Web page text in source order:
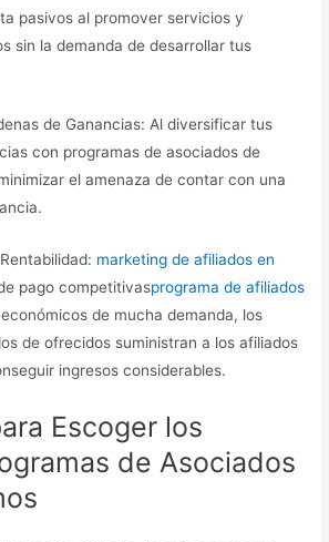
pasivos al promover servicios y
sin la demanda de desarrollar tus
de Ganancias: Al diversificar tus
con programas de asociados de
el amenaza de contar con una
marketing de afiliados en
pago competitivasprograma de afiliados
de mucha demanda, los
de ofrecidos suministran a los afiliados
ingresos considerables.
Escoger los
de Asociados